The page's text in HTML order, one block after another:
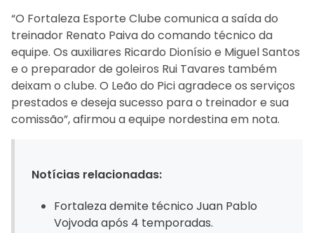
“O Fortaleza Esporte Clube comunica a saída do
treinador Renato Paiva do comando técnico da
equipe. Os auxiliares Ricardo Dionísio e Miguel Santos
e o preparador de goleiros Rui Tavares também
deixam o clube. O Leão do Pici agradece os serviços
prestados e deseja sucesso para o treinador e sua
comissão”, afirmou a equipe nordestina em nota.
Notícias relacionadas:
Fortaleza demite técnico Juan Pablo
Vojvoda após 4 temporadas.